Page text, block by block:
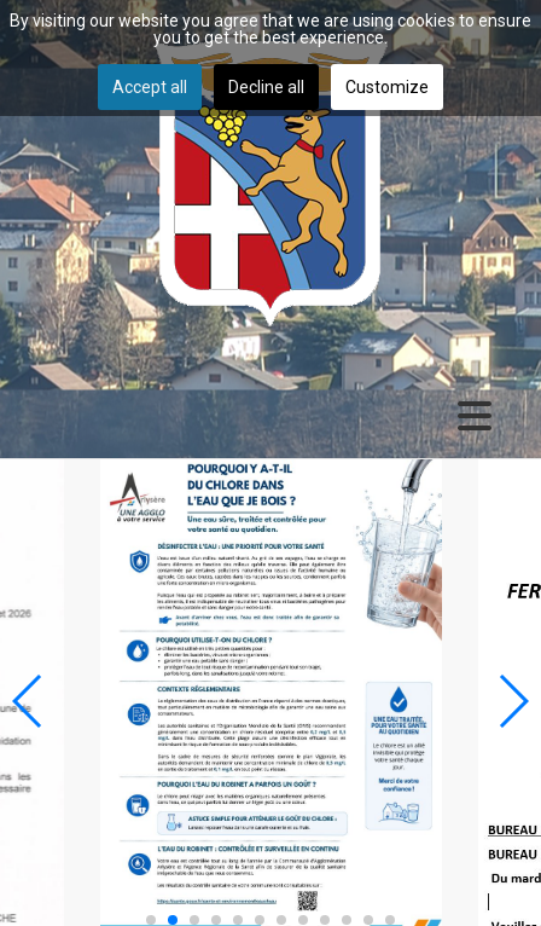
By visiting our website you agree that we are using cookies to ensure
you to get the best experience.
Accept all Decline all Customize